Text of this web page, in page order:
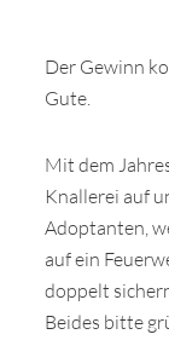
Der Gewinn
Gute.
Mit dem
Knallerei auf
Adoptanten,
auf ein
doppelt
Beides bitte